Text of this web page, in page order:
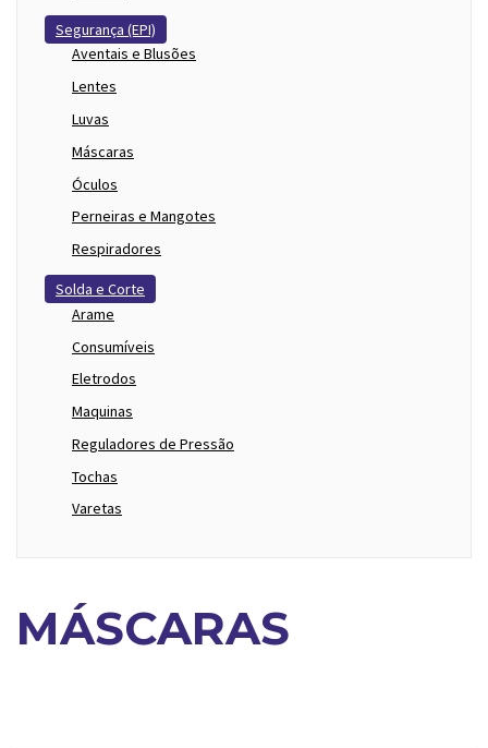
Segurança (EPI)
Aventais e Blusões
Lentes
Luvas
Máscaras
Óculos
Perneiras e Mangotes
Respiradores
Solda e Corte
Arame
Consumíveis
Eletrodos
Maquinas
Reguladores de Pressão
Tochas
Varetas
MÁSCARAS